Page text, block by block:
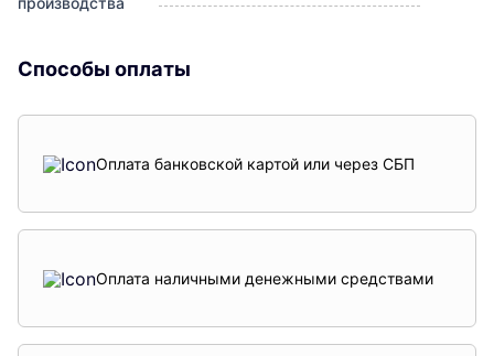
Способы оплаты
Оплата банковской картой или через СБП
Оплата наличными денежными средствами